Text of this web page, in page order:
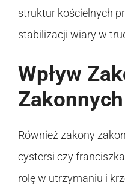
struktur kościelnych
stabilizacji wiary w
Wpływ
Zakonnych
Również zakony
cystersi czy
rolę w utrzymaniu i